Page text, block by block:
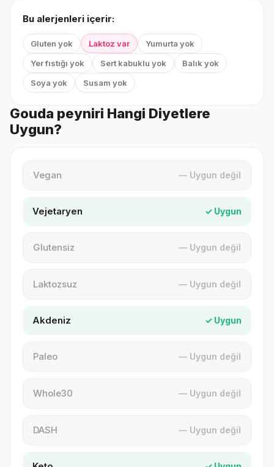
Bu alerjenleri içerir:
Gluten yok Laktoz var
Yumurta yok
Yer fıstığı yok
Sert kabuklu yok
Balık yok
Soya yok
Susam yok
Gouda peyniri Hangi Diyetlere
Uygun?
Vegan — Uygun değil
Vejetaryen ✓ Uygun
Glutensiz — Uygun değil
Laktozsuz — Uygun değil
Akdeniz ✓ Uygun
Paleo — Uygun değil
Whole30 — Uygun değil
DASH — Uygun değil